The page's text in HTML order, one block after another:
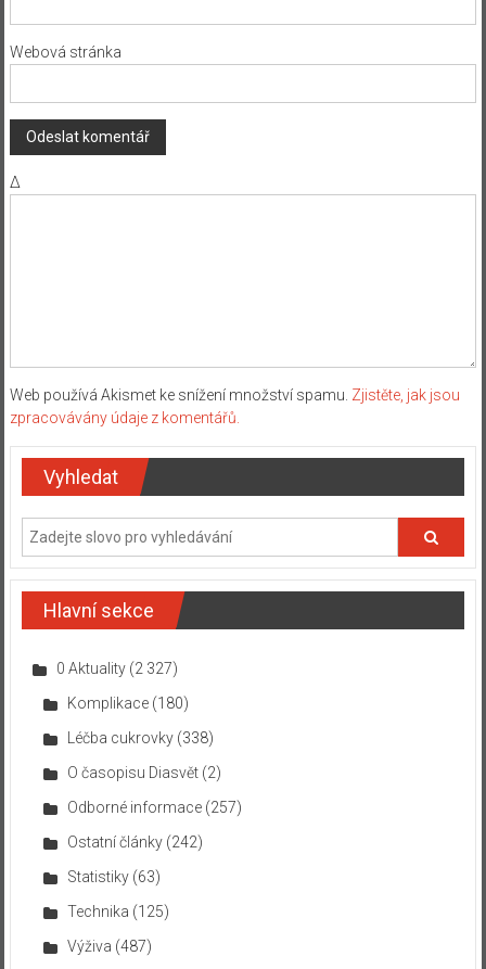
Webová stránka
Δ
Web používá Akismet ke snížení množství spamu. Zjistěte, jak jsou
zpracovávány údaje z komentářů.
Vyhledat
Hlavní sekce
0 Aktuality(2 327)
Komplikace(180)
Léčba cukrovky(338)
O časopisu Diasvět(2)
Odborné informace(257)
Ostatní články(242)
Statistiky(63)
Technika (125)
Výživa (487)